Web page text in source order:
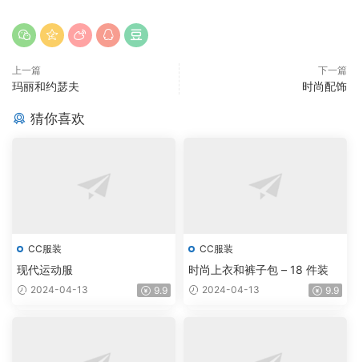
上一篇
玛丽和约瑟夫
下一篇
时尚配饰
猜你喜欢
CC服装
现代运动服
2024-04-13 9.9
CC服装
时尚上衣和裤子包 – 18 件装
2024-04-13 9.9